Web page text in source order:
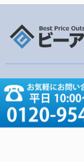
軽作業リスト
名刺のデータ化
名簿のデータ化